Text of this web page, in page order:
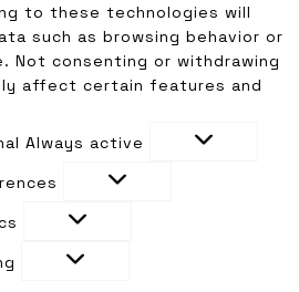
to these technologies will
such as browsing behavior or
Not consenting or withdrawing
affect certain features and
Always active